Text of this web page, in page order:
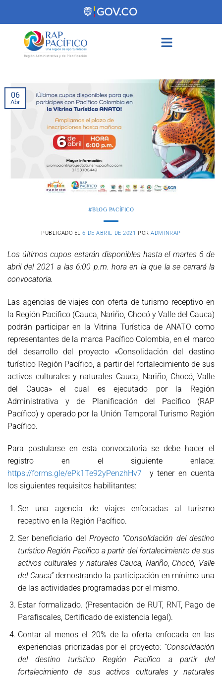
06
Abr
#BLOG PACÍFICO
PUBLICADO EL6 DE ABRIL DE 2021 PORADMINRAP
Los últimos cupos estarán disponibles hasta el martes 6 de
abril del 2021 a las 6:00 p.m. hora en la que la se cerrará la
convocatoria.
Las agencias de viajes con oferta de turismo receptivo en
la Región Pacífico (Cauca, Nariño, Chocó y Valle del Cauca)
podrán participar en la Vitrina Turística de ANATO como
representantes de la marca Pacífico Colombia, en el marco
del desarrollo del proyecto «Consolidación del destino
turístico Región Pacífico, a partir del fortalecimiento de sus
activos culturales y naturales Cauca, Nariño, Chocó, Valle
del Cauca» el cual es ejecutado por la Región
Administrativa y de Planificación del Pacífico (RAP
Pacífico) y operado por la Unión Temporal Turismo Región
Pacífico.
Para postularse en esta convocatoria se debe hacer el
registro en el siguiente enlace:
https://forms.gle/ePk1Te92yPenzhHv7
y tener en cuenta
los siguientes requisitos habilitantes:
Ser una agencia de viajes enfocadas al turismo
receptivo en la Región Pacífico.
Ser beneficiario del Proyecto “Consolidación del destino
turístico Región Pacífico a partir del fortalecimiento de sus
activos culturales y naturales Cauca, Nariño, Chocó, Valle
del Cauca”demostrando la participación en mínimo una
de las actividades programadas por el mismo.
Estar formalizado. (Presentación de RUT, RNT, Pago de
Parafiscales, Certificado de existencia legal).
Contar al menos el 20% de la oferta enfocada en las
experiencias priorizadas por el proyecto: “Consolidación
del destino turístico Región Pacífico a partir del
fortalecimiento de sus activos culturales y naturales